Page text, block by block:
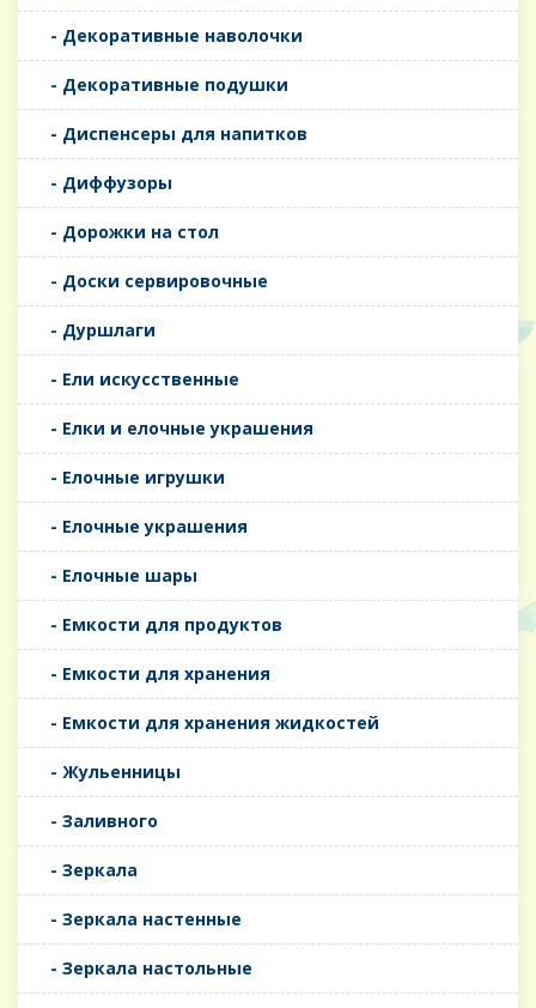
- Декоративные наволочки
- Декоративные подушки
- Диспенсеры для напитков
- Диффузоры
- Дорожки на стол
- Доски сервировочные
- Дуршлаги
- Ели искусственные
- Елки и елочные украшения
- Елочные игрушки
- Елочные украшения
- Елочные шары
- Емкости для продуктов
- Емкости для хранения
- Емкости для хранения жидкостей
- Жульенницы
- Заливного
- Зеркала
- Зеркала настенные
- Зеркала настольные